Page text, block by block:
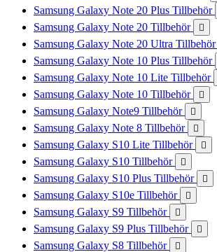
Samsung Galaxy Note 20 Plus Tillbehör
Samsung Galaxy Note 20 Tillbehör 
Samsung Galaxy Note 20 Ultra Tillbehör
Samsung Galaxy Note 10 Plus Tillbehör
Samsung Galaxy Note 10 Lite Tillbehör
Samsung Galaxy Note 10 Tillbehör 
Samsung Galaxy Note9 Tillbehör 
Samsung Galaxy Note 8 Tillbehör 
Samsung Galaxy S10 Lite Tillbehör 
Samsung Galaxy S10 Tillbehör 
Samsung Galaxy S10 Plus Tillbehör 
Samsung Galaxy S10e Tillbehör 
Samsung Galaxy S9 Tillbehör 
Samsung Galaxy S9 Plus Tillbehör 
Samsung Galaxy S8 Tillbehör 